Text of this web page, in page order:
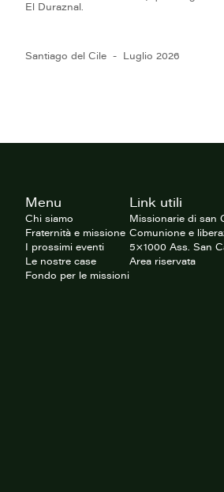
El Duraznal.
Santiago del Cile Luglio 2026
Menu
Chi siamo
Fraternità e missione
I prossimi eventi
Le nostre case
Fondo per le missioni
Link utili
Missionarie di san
Comunione e
5×1000 Ass. San
Area riservata